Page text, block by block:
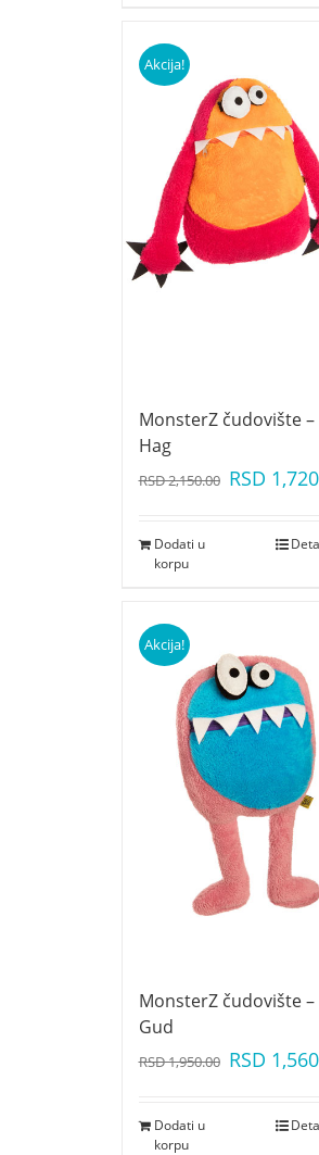
Akcija!
MonsterZ čudovište
Hag
RSD2,150.00 RSD
Dodati u
korpu
Akcija!
MonsterZ čudovište
Gud
RSD1,950.00 RSD
Dodati u
korpu